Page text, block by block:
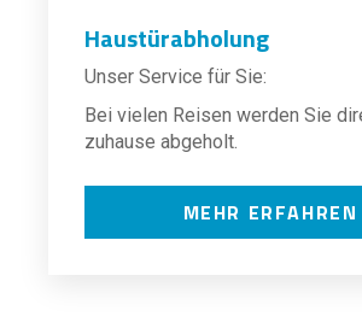
Haustürabholung
Unser Service für Sie:
Bei vielen Reisen werden Sie
zuhause abgeholt.
MEHR ERFAHREN